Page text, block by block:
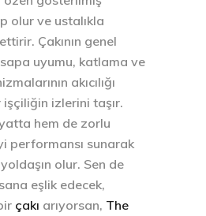
olur ve ustalıkla
Çakının genel
sapa uyumu, katlama ve
akıcılığı
izlerini taşır.
hem de zorlu
performansı sunarak
olur. Sen de
eşlik edecek,
çakı arıyorsan, The